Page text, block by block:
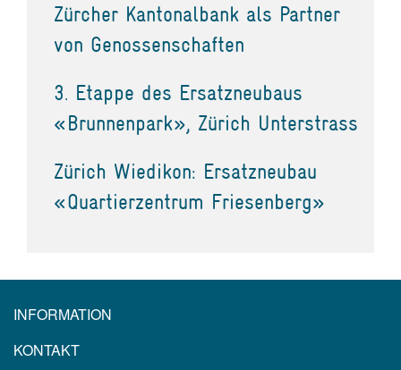
Zürcher Kantonalbank als Partner
von Genossenschaften
3. Etappe des Ersatzneubaus
«Brunnenpark», Zürich Unterstrass
Zürich Wiedikon: Ersatzneubau
«Quartierzentrum Friesenberg»
INFORMATION
KONTAKT